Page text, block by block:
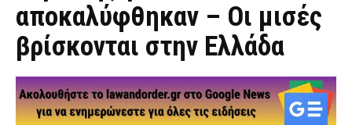
αποκαλύφθηκαν – Οι μισές
βρίσκονται στην Ελλάδα